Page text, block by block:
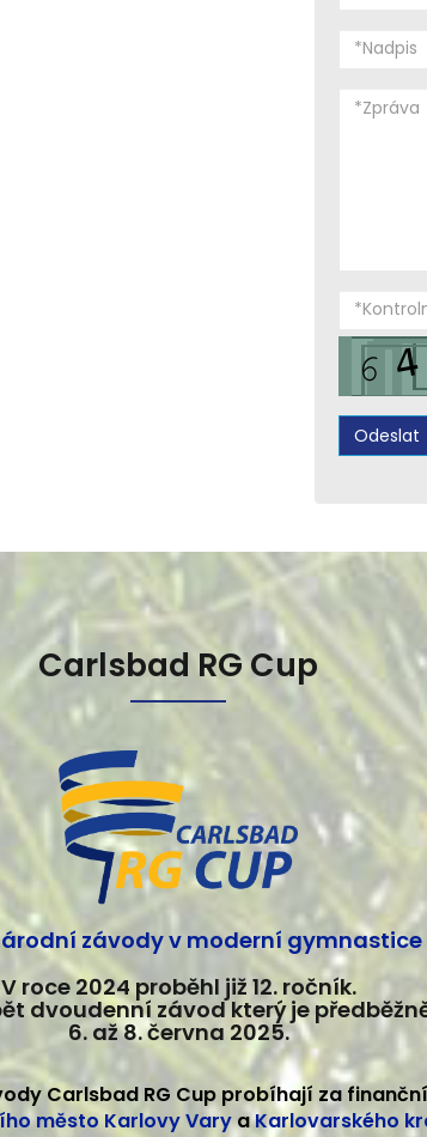
Carlsbad RG Cup
závody v moderní gymnastice
V roce 2024 proběhl již 12. ročník.
dvoudenní závod který je
6. až 8. června 2025.
Carlsbad RG Cup probíhají za
město Karlovy VaryaKarlovarského